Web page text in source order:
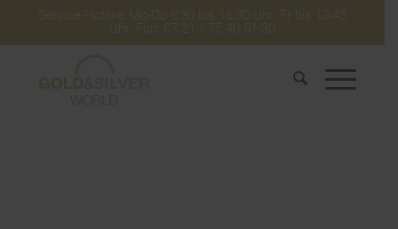
Service-Hotline Mo-Do 8:30 bis 16:30 Uhr. Fr bis 13:45
Uhr. Fon: 07 21 / 75 40 51 30